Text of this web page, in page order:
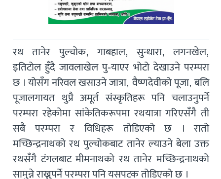
रथ तानेर पुल्चोक, गाबहाल, सुन्धारा, लगनखेल,
इतिटोल हुँदै जावलाखेल पु-याएर भोटो देखाउने परम्परा
छ । योसँग नरिवल खसाउने जात्रा, वैष्णदेवीको पूजा, बलि
पूजालगायत थुप्रै अमूर्त संस्कृतिहरू पनि चलाउनुपर्ने
परम्परा रहेकोमा सांकेतिकरूपमा रथयात्रा गरिएसँंगै ती
सबै परम्परा र विधिहरू तोडिएको छ । रातो
मच्छिन्द्रनाथको रथ पुल्चोकबाट तानेर ल्याउने बेला उक्त
रथसँगै टंगलबाट मीमनाथको रथ तानेर मच्छिन्द्रनाथको
सामुन्ने राख्नुपर्ने परम्परा पनि यसपटक तोडिएको छ ।